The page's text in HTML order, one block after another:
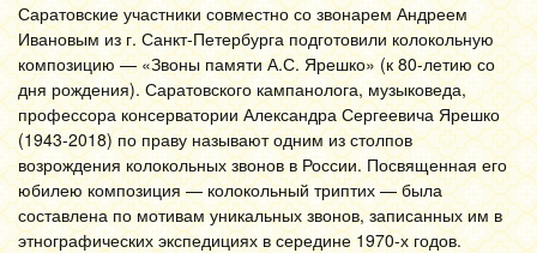
Саратовские участники совместно со звонарем Андреем
Ивановым из г. Санкт-Петербурга подготовили колокольную
композицию — «Звоны памяти А.С. Ярешко» (к 80-летию со
дня рождения). Саратовского кампанолога, музыковеда,
профессора консерватории Александра Сергеевича Ярешко
(1943-2018) по праву называют одним из столпов
возрождения колокольных звонов в России. Посвященная его
юбилею композиция — колокольный триптих — была
составлена по мотивам уникальных звонов, записанных им в
этнографических экспедициях в середине 1970-х годов.